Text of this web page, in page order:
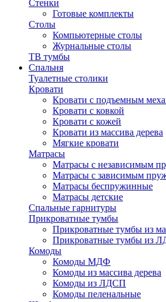
Стенки
Готовые комплекты
Столы
Компьютерные столы
Журнальные столы
ТВ тумбы
Спальня
Туалетные столики
Кровати
Кровати с подъемным
Кровати с ковкой
Кровати с кожей
Кровати из массива дерева
Мягкие кровати
Матрасы
Матрасы с независимым
Матрасы с зависимым
Матрасы беспружинные
Матрасы детские
Спальные гарнитуры
Прикроватные тумбы
Прикроватные тумбы из
Прикроватные тумбы из
Комоды
Комоды МДФ
Комоды из массива дерева
Комоды из ЛДСП
Комоды пеленальные